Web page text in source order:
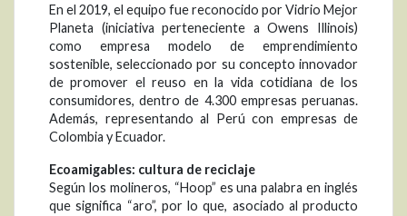
En el 2019, el equipo fue reconocido por Vidrio Mejor
Planeta (iniciativa perteneciente a Owens Illinois)
como empresa modelo de emprendimiento
sostenible, seleccionado por su concepto innovador
de promover el reuso en la vida cotidiana de los
consumidores, dentro de 4.300 empresas peruanas.
Además, representando al Perú con empresas de
Colombia y Ecuador.
Ecoamigables: cultura de reciclaje
Según los molineros, “Hoop” es una palabra en inglés
que significa “aro”, por lo que, asociado al producto